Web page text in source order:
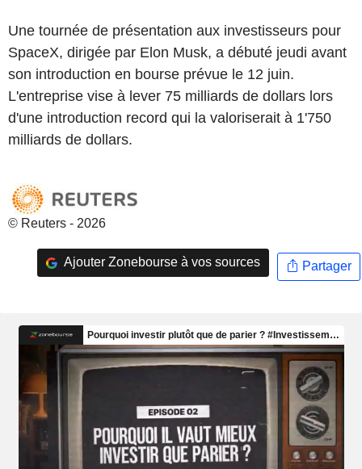
Une tournée de présentation aux investisseurs pour
SpaceX, dirigée par Elon Musk, a débuté jeudi avant
son introduction en bourse prévue le 12 juin.
L'entreprise vise à lever 75 milliards de dollars lors
d'une introduction record qui la valoriserait à 1'750
milliards de dollars.
© Reuters - 2026
Ajouter Zonebourse à vos sources Partager